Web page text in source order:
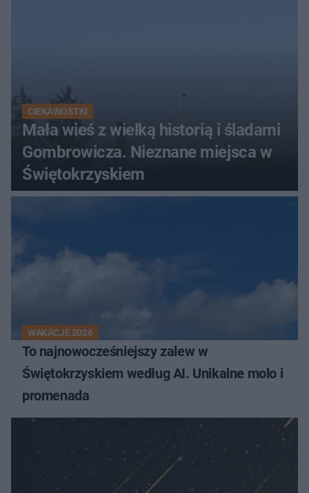
CIEKAWOSTKI
Mała wieś z wielką historią i śladami
Gombrowicza. Nieznane miejsca w
Świętokrzyskiem
WAKACJE 2026
To najnowocześniejszy zalew w
Świętokrzyskiem według AI. Unikalne molo i
promenada